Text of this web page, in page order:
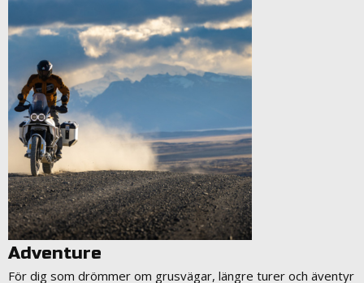
Adventure
För dig som drömmer om grusvägar, längre turer och äventyr